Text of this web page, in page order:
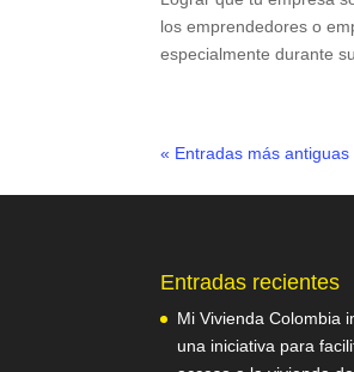
los emprendedores o
especialmente durante
« Entradas más antiguas
Entradas recientes
Mi Vivienda Colombia
una iniciativa para